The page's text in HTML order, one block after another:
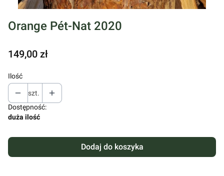
Orange Pét-Nat 2020
Cena
149,00 zł
Ilość
szt.
Dostępność:
duża ilość
Dodaj do koszyka